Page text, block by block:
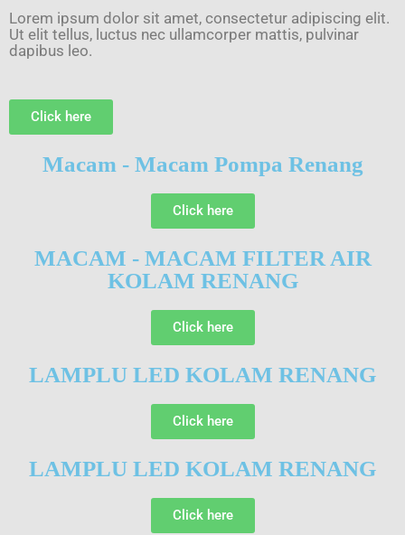
Lorem ipsum dolor sit amet, consectetur adipiscing elit.
Ut elit tellus, luctus nec ullamcorper mattis, pulvinar
dapibus leo.
Click here
Macam - Macam Pompa Renang
Click here
MACAM - MACAM FILTER AIR
KOLAM RENANG
Click here
LAMPLU LED KOLAM RENANG
Click here
LAMPLU LED KOLAM RENANG
Click here